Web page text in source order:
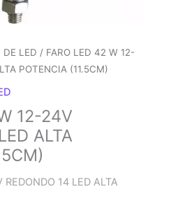
DE LED / FARO LED 42 W 12-
POTENCIA (11.5CM)
12-24V
ALTA
14 LED ALTA